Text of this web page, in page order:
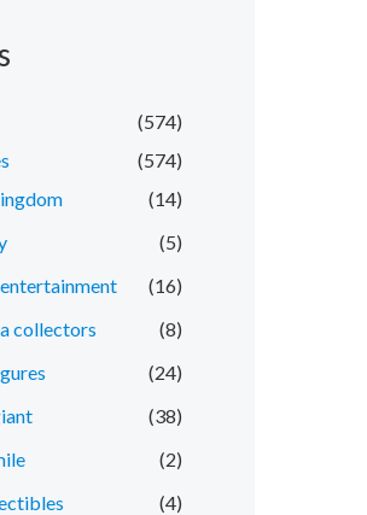
(574)
(574)
(14)
(5)
(16)
collectors
(8)
(24)
(38)
(2)
(4)